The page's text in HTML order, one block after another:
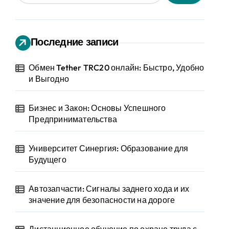
Последние записи
Обмен Tether TRC20 онлайн: Быстро, Удобно
и Выгодно
Бизнес и Закон: Основы Успешного
Предпринимательства
Университет Синергия: Образование для
Будущего
Автозапчасти: Сигналы заднего хода и их
значение для безопасности на дороге